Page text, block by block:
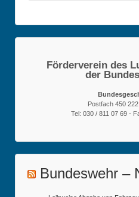
Förderverein des
der
Postfach 450
Tel: 030 / 811 07 69 -
Bundeswehr –